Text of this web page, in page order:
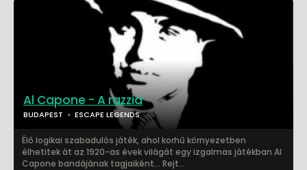
Al Capone - A razzia
BUDAPEST ESCAPE LEGENDS
Élő logikai szabadulós játék, ahol korhű környezetben
élhetitek át az 1920-as évek világát egy izgalmas játékban Al
Capone bandájának tagjaiként... Rejt...